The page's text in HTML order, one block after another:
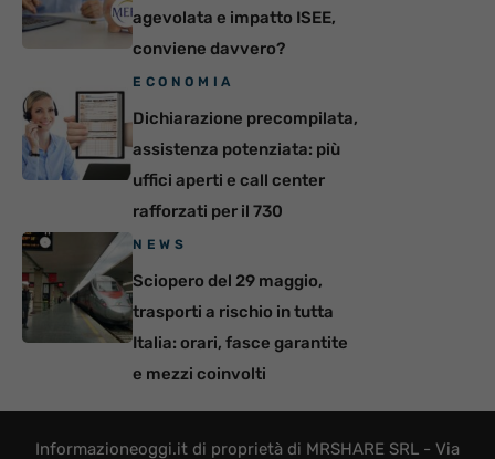
agevolata e impatto ISEE,
conviene davvero?
ECONOMIA
Dichiarazione precompilata,
assistenza potenziata: più
uffici aperti e call center
rafforzati per il 730
NEWS
Sciopero del 29 maggio,
trasporti a rischio in tutta
Italia: orari, fasce garantite
e mezzi coinvolti
Informazioneoggi.it di proprietà di MRSHARE SRL - Via